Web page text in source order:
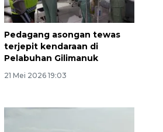
Pedagang asongan tewas
terjepit kendaraan di
Pelabuhan Gilimanuk
21 Mei 2026 19:03